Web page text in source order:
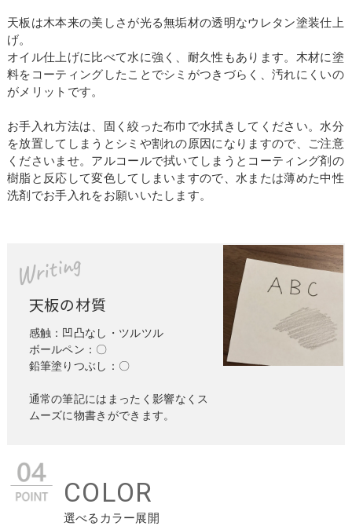
天板は木本来の美しさが光る無垢材の透明なウレタン塗装仕上
げ。
オイル仕上げに比べて水に強く、耐久性もあります。木材に塗
料をコーティングしたことでシミがつきづらく、汚れにくいの
がメリットです。
お手入れ方法は、固く絞った布巾で水拭きしてください。水分
を放置してしまうとシミや割れの原因になりますので、ご注意
くださいませ。アルコールで拭いてしまうとコーティング剤の
樹脂と反応して変色してしまいますので、水または薄めた中性
洗剤でお手入れをお願いいたします。
天板の材質
Writing
感触：凹凸なし・ツルツル
ボールペン：〇
鉛筆塗りつぶし：〇
通常の筆記にはまったく影響なくス
ムーズに物書きができます。
COLOR
選べるカラー展開